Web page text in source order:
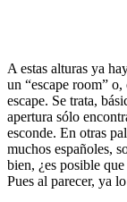
A estas alturas ya
un “escape room”
escape. Se trata,
apertura sólo
esconde. En otras
muchos españoles,
bien, ¿es posible
Pues al parecer, ya